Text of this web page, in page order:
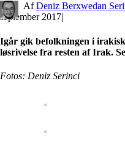
By Deniz Berxwedan
september 2017|
Igår gik befolkningen i
løsrivelse fra resten af Irak.
Fotos: Deniz Serinci